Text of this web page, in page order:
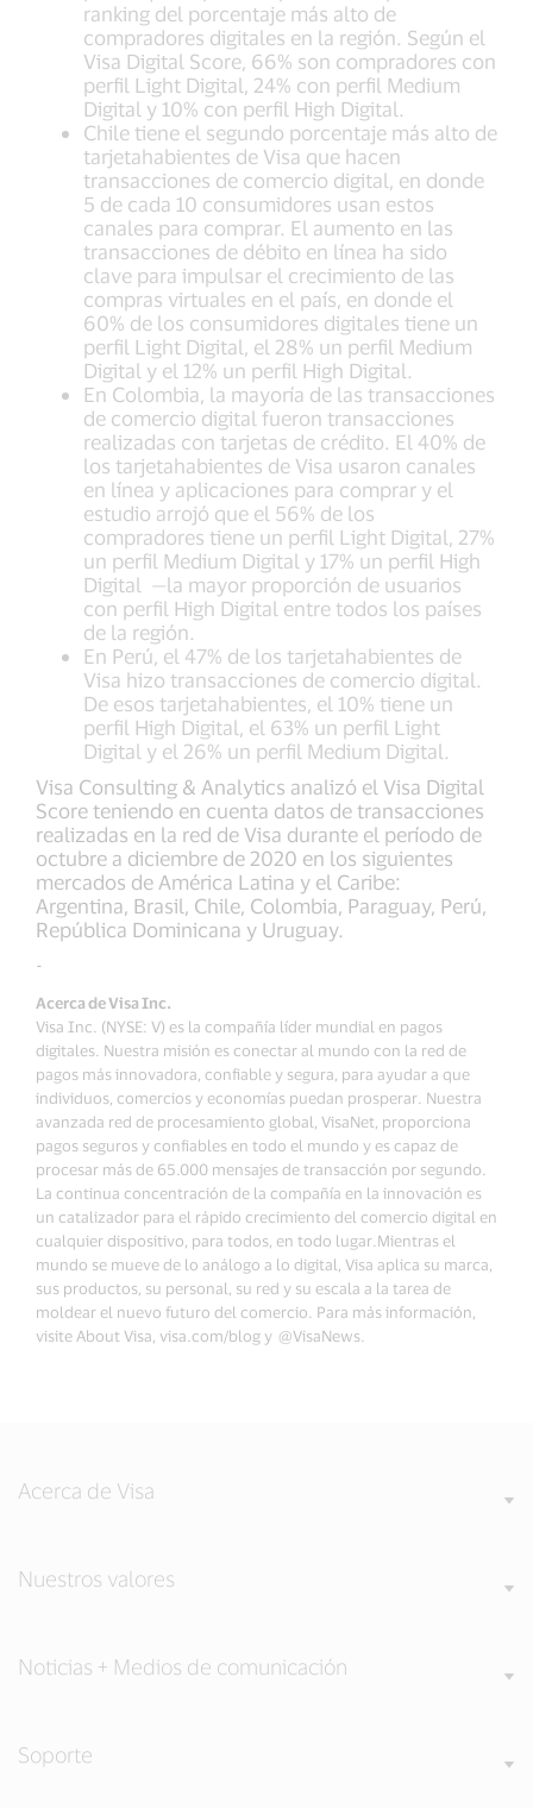
ranking del porcentaje más alto de
compradores digitales en la región. Según el
Visa Digital Score, 66% son compradores con
perfil Light Digital, 24% con perfil Medium
Digital y 10% con perfil High Digital.
Chile tiene el segundo porcentaje más alto de
tarjetahabientes de Visa que hacen
transacciones de comercio digital, en donde
5 de cada 10 consumidores usan estos
canales para comprar. El aumento en las
transacciones de débito en línea ha sido
clave para impulsar el crecimiento de las
compras virtuales en el país, en donde el
60% de los consumidores digitales tiene un
perfil Light Digital, el 28% un perfil Medium
Digital y el 12% un perfil High Digital.
En Colombia, la mayoría de las transacciones
de comercio digital fueron transacciones
realizadas con tarjetas de crédito. El 40% de
los tarjetahabientes de Visa usaron canales
en línea y aplicaciones para comprar y el
estudio arrojó que el 56% de los
compradores tiene un perfil Light Digital, 27%
un perfil Medium Digital y 17% un perfil High
Digital —la mayor proporción de usuarios
con perfil High Digital entre todos los países
de la región.
En Perú, el 47% de los tarjetahabientes de
Visa hizo transacciones de comercio digital.
De esos tarjetahabientes, el 10% tiene un
perfil High Digital, el 63% un perfil Light
Digital y el 26% un perfil Medium Digital.
Visa Consulting & Analytics analizó el Visa Digital
Score teniendo en cuenta datos de transacciones
realizadas en la red de Visa durante el período de
octubre a diciembre de 2020 en los siguientes
mercados de América Latina y el Caribe:
Argentina, Brasil, Chile, Colombia, Paraguay, Perú,
República Dominicana y Uruguay.
-
Acerca de Visa Inc.
Visa Inc. (NYSE: V) es la compañía líder mundial en pagos
digitales. Nuestra misión es conectar al mundo con la red de
pagos más innovadora, confiable y segura, para ayudar a que
individuos, comercios y economías puedan prosperar. Nuestra
avanzada red de procesamiento global, VisaNet, proporciona
pagos seguros y confiables en todo el mundo y es capaz de
procesar más de 65.000 mensajes de transacción por segundo.
La continua concentración de la compañía en la innovación es
un catalizador para el rápido crecimiento del comercio digital en
cualquier dispositivo, para todos, en todo lugar.Mientras el
mundo se mueve de lo análogo a lo digital, Visa aplica su marca,
sus productos, su personal, su red y su escala a la tarea de
moldear el nuevo futuro del comercio. Para más información,
visite About Visa, visa.com/blog y @VisaNews.
Acerca de Visa
Nuestros valores
Noticias + Medios de comunicación
Soporte